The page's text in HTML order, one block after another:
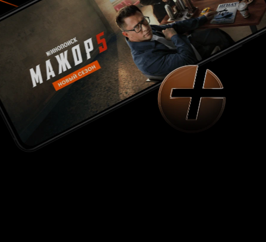
Быком и Таней: -А ты знаешь, что твой брат
бросил институт и хочет уйти в армию? -Кто?
-Брат твой. -Куда? -В армию -Че? -Брат твой
бросил институт и армию идет. -Мой брат в
армию? -Да -Я убью его. Есть те, кому
интересно слушать подобное? Нужна ли эта
информация для сюжета? Ответ ищи в
прошлом абзаце. Ближе к финалу ловишь себя
на мысли, что режиссер просто не понимает,
чего хочет от своего детища. В интервью Борис
Акопов говорил, что его картина направлена
на всех. Охотно вериться, ведь в «Быке» всего
понемногу, но ничего не доведено до ума. И
тут два пути: либо увеличивать